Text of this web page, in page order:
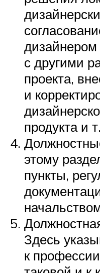
дизайнером
с другими
проекта,
и
продукта и
этому
пункты,
Здесь
к